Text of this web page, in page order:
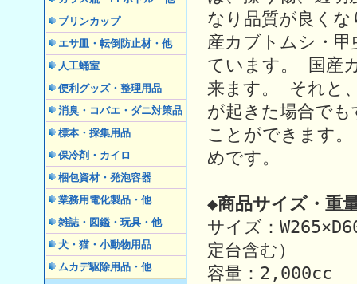
プリンカップ
エサ皿・転倒防止材・他
人工蛹室
便利グッズ・整理用品
消臭・コバエ・ダニ対策品
標本・採集用品
保冷剤・カイロ
梱包資材・発泡容器
業務用電化製品・他
雑誌・図鑑・玩具・他
犬・猫・小動物用品
ムカデ駆除用品・他
なり品質が良く
産カブトムシ・
ています。 国産
来ます。 それと
が起きた場合で
ことができます
めです。
◆商品サイズ・重
サイズ：
定台含む）
容量：2,000cc